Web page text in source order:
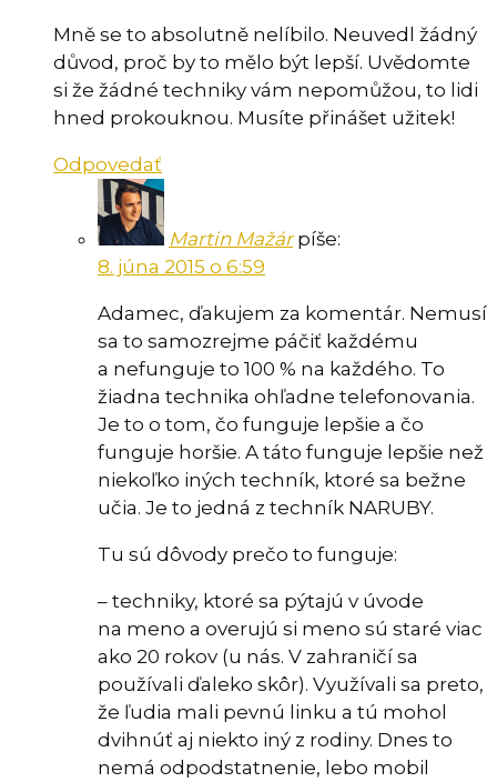
Mně se to absolutně nelíbilo. Neuvedl žádný
důvod, proč by to mělo být lepší. Uvědomte
si že žádné techniky vám nepomůžou, to lidi
hned prokouknou. Musíte přinášet užitek!
Odpovedať
Martin Mažár píše:
8. júna 2015 o 6:59
Adamec, ďakujem za komentár. Nemusí
sa to samozrejme páčiť každému
a nefunguje to 100 % na každého. To
žiadna technika ohľadne telefonovania.
Je to o tom, čo funguje lepšie a čo
funguje horšie. A táto funguje lepšie než
niekoľko iných techník, ktoré sa bežne
učia. Je to jedná z techník NARUBY.
Tu sú dôvody prečo to funguje:
– techniky, ktoré sa pýtajú v úvode
na meno a overujú si meno sú staré viac
ako 20 rokov (u nás. V zahraničí sa
používali ďaleko skôr). Využívali sa preto,
že ľudia mali pevnú linku a tú mohol
dvihnúť aj niekto iný z rodiny. Dnes to
nemá odpodstatnenie, lebo mobil